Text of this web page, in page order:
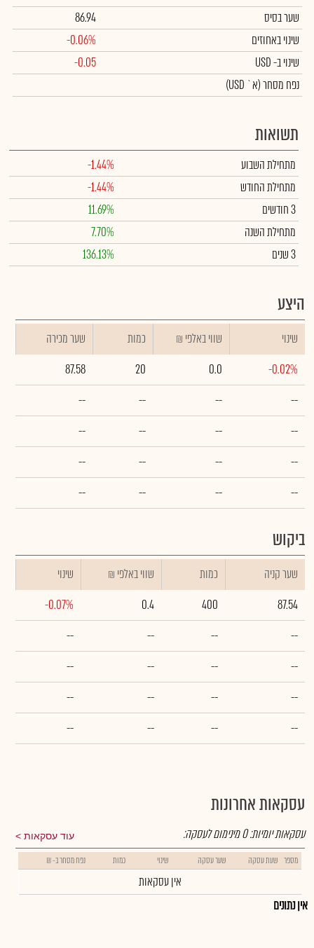
שער בסיס
86.94
שינוי באחוזים
-0.06%
שינויב- USD
-0.05
נפח מסחר(א` USD)
תשואות
מתחילת השבוע
-1.44%
מתחילת החודש
-1.44%
3 חודשים
11.69%
מתחילת השנה
7.70%
3 שנים
136.13%
היצע
שינוי ₪ שווי באלפי כמות
שער מכירה
-0.02%
0.0
20
87.58
--
--
--
--
--
--
--
--
--
--
--
--
--
--
--
--
ביקוש
שער קניה כמות ₪ שווי באלפי
שינוי
87.54
400
0.4
-0.07%
--
--
--
--
--
--
--
--
--
--
--
--
--
--
--
--
עסקאות אחרונות
עוד עסקאות עסקאות יומיות:0מינימום לעסקה:
מספר שעת עסקה שער עסקה שינוי כמות נפח מסחר ב- ₪
אין עסקאות
אין נתונים